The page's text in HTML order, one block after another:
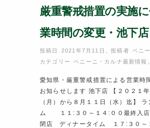
厳重警戒措置の実施
業時間の変更・池下店
投稿日 2021年7月11日 ,投稿者ベニ
カテゴリーベニーニ・カルナ最新情報
愛知県・厳重警戒措置による営業時
お知らせします 池下店 【２０２１
（月）から８月１１日（水）迄】 ラ
ム １１:３０～１４:００最終入店
閉店 ディナータイム １７:３０～